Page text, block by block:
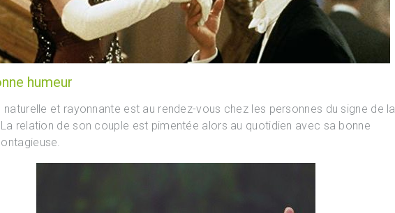
humeur
naturelle et rayonnante est au rendez-vous chez les personnes du signe de la
relation de son couple est pimentée alors au quotidien avec sa bonne